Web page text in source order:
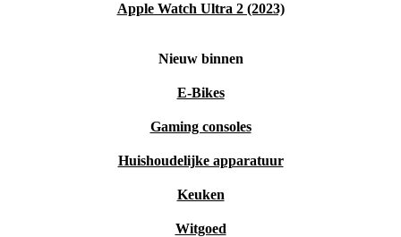
Apple Watch Ultra 2 (2023)
Nieuw binnen
E-Bikes
Gaming consoles
Huishoudelijke apparatuur
Keuken
Witgoed